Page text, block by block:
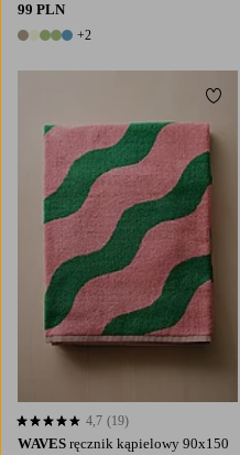
99 PLN
7 kolory
+2
WAVES ręcznik kąpielowy 90x150
4,7 opierając się na 19 ocenach
4,7 (19)